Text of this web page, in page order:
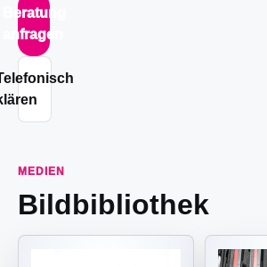
Beratung
anfragen
MEDIEN
Bildbibliothek